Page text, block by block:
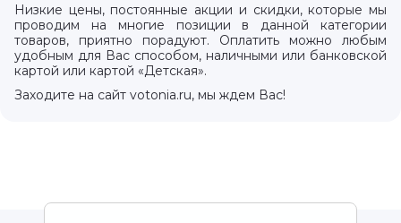
Низкие цены, постоянные акции и скидки, которые мы
проводим на многие позиции в данной категории
товаров, приятно порадуют. Оплатить можно любым
удобным для Вас способом, наличными или банковской
картой или картой «Детская».
Заходите на сайт votonia.ru, мы ждем Вас!